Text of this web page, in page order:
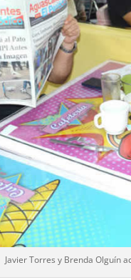
Javier Torres y Brenda Olguín